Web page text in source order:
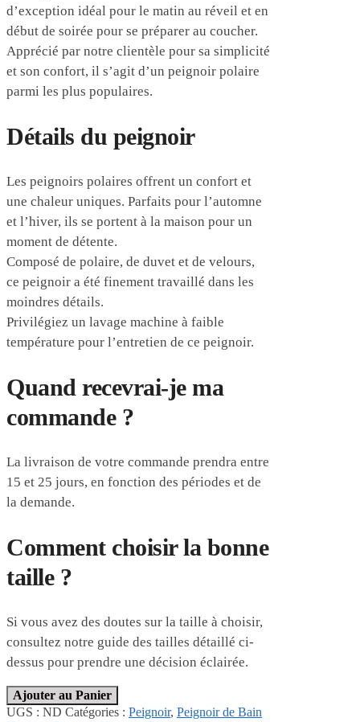
d’exception idéal pour le matin au réveil et en
début de soirée pour se préparer au coucher.
Apprécié par notre clientèle pour sa simplicité
et son confort, il s’agit d’un peignoir polaire
parmi les plus populaires.
Détails du peignoir
Les peignoirs polaires offrent un confort et
une chaleur uniques. Parfaits pour l’automne
et l’hiver, ils se portent à la maison pour un
moment de détente.
Composé de polaire, de duvet et de velours,
ce peignoir a été finement travaillé dans les
moindres détails.
Privilégiez un lavage machine à faible
température pour l’entretien de ce peignoir.
Quand recevrai-je ma
commande ?
La livraison de votre commande prendra entre
15 et 25 jours, en fonction des périodes et de
la demande.
Comment choisir la bonne
taille ?
Si vous avez des doutes sur la taille à choisir,
consultez notre guide des tailles détaillé ci-
dessus pour prendre une décision éclairée.
Ajouter au Panier
UGS : ND Catégories : Peignoir, Peignoir de Bain